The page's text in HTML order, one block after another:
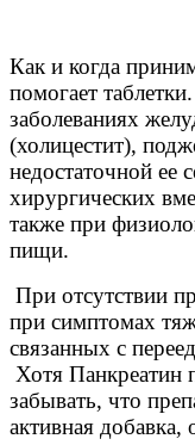
Как и когда
помогает
заболеваниях
(холицестит),
недостаточной ее
хирургических
также при
пищи.
При отсутствии
при симптомах
связанных с
Хотя Панкреатин
забывать, что
активная добавка,